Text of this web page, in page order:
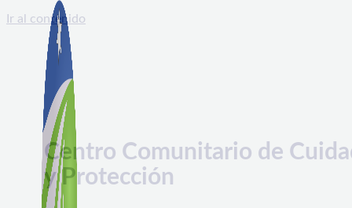
Ir al contenido
Centro Comunitario de
y Protección